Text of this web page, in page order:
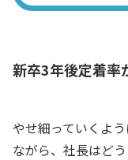
新卒3年後定着率
やせ細っていくよ
ながら、社長はど